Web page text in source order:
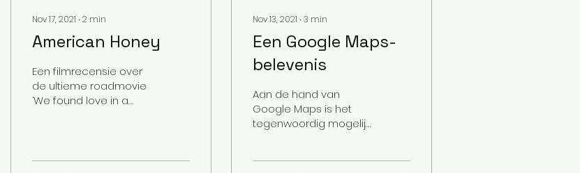
Nov 17, 2021 ∙2 min
American Honey
Een filmrecensie over
de ultieme roadmovie
‘We found love in a
hoofdpersonage Star...
Nov 13, 2021 ∙3 min
Een Google Maps-
belevenis
Aan de hand van
Google Maps is het
tegenwoordig mogelijk